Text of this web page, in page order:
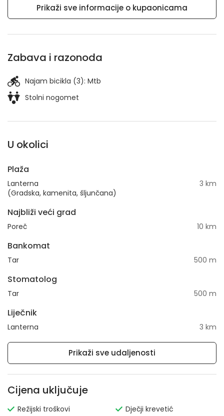
Prikaži sve informacije o kupaonicama
Zabava i razonoda
Najam bicikla (3): Mtb
Stolni nogomet
U okolici
Plaža
Lanterna
(Gradska, kamenita, šljunčana)
3 km
Najbliži veći grad
Poreč 10 km
Bankomat
Tar 500 m
Stomatolog
Tar 500 m
Liječnik
Lanterna 3 km
Prikaži sve udaljenosti
Cijena uključuje
Režijski troškovi
Dječji krevetić